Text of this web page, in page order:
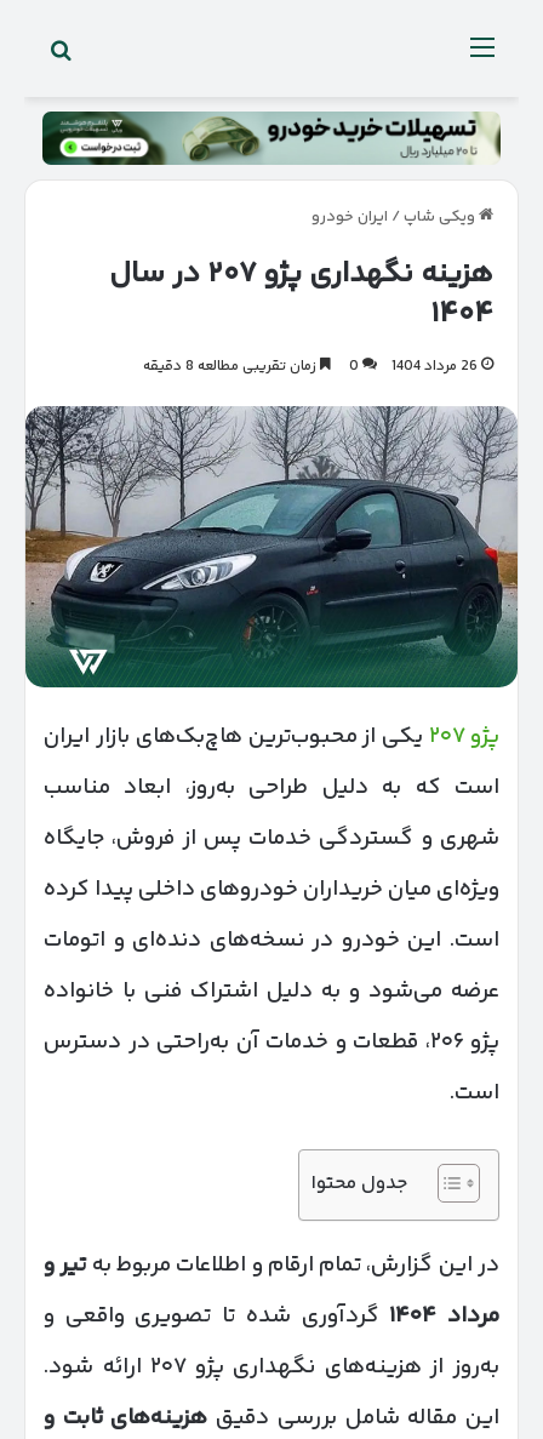
منو
ویکی شاپ/ ایران خودرو
هزینه نگهداری پژو ۲۰۷ در سال
۱۴۰۴
26 مرداد 1404 0 زمان تقریبی مطالعه 8 دقیقه
پژو ۲۰۷
یکی از محبوب‌ترین هاچ‌بک‌های بازار ایران
است که به دلیل طراحی به‌روز، ابعاد مناسب
شهری و گستردگی خدمات پس از فروش، جایگاه
ویژه‌ای میان خریداران خودروهای داخلی پیدا کرده
است. این خودرو در نسخه‌های دنده‌ای و اتومات
عرضه می‌شود و به دلیل اشتراک فنی با خانواده
پژو ۲۰۶، قطعات و خدمات آن به‌راحتی در دسترس
است.
جدول محتوا
در این گزارش، تمام ارقام و اطلاعات مربوط بهتیر و
مرداد ۱۴۰۴ گردآوری شده تا تصویری واقعی و
به‌روز از هزینه‌های نگهداری پژو ۲۰۷ ارائه شود.
این مقاله شامل بررسی دقیق هزینه‌های ثابت و